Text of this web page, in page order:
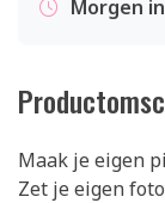
Morgen
Maak je eigen
Zet je eigen